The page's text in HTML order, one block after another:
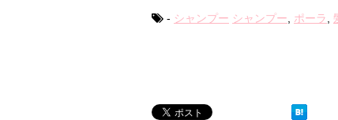
- シャンプー シャンプー ポーラ